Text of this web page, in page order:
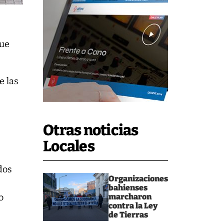
Otras noticias
Locales
Organizaciones
bahienses
marcharon
contra la Ley
de Tierras
las